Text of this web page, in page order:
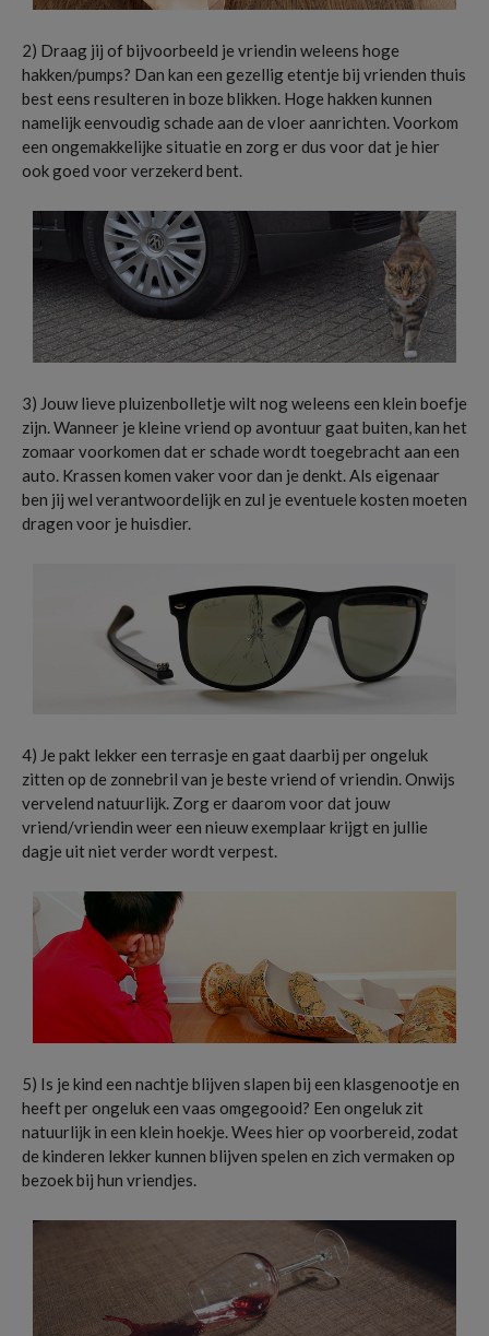
2) Draag jij of bijvoorbeeld je vriendin weleens hoge
hakken/pumps? Dan kan een gezellig etentje bij vrienden thuis
best eens resulteren in boze blikken. Hoge hakken kunnen
namelijk eenvoudig schade aan de vloer aanrichten. Voorkom
een ongemakkelijke situatie en zorg er dus voor dat je hier
ook goed voor verzekerd bent.
3) Jouw lieve pluizenbolletje wilt nog weleens een klein boefje
zijn. Wanneer je kleine vriend op avontuur gaat buiten, kan het
zomaar voorkomen dat er schade wordt toegebracht aan een
auto. Krassen komen vaker voor dan je denkt. Als eigenaar
ben jij wel verantwoordelijk en zul je eventuele kosten moeten
dragen voor je huisdier.
4) Je pakt lekker een terrasje en gaat daarbij per ongeluk
zitten op de zonnebril van je beste vriend of vriendin. Onwijs
vervelend natuurlijk. Zorg er daarom voor dat jouw
vriend/vriendin weer een nieuw exemplaar krijgt en jullie
dagje uit niet verder wordt verpest.
5) Is je kind een nachtje blijven slapen bij een klasgenootje en
heeft per ongeluk een vaas omgegooid? Een ongeluk zit
natuurlijk in een klein hoekje. Wees hier op voorbereid, zodat
de kinderen lekker kunnen blijven spelen en zich vermaken op
bezoek bij hun vriendjes.